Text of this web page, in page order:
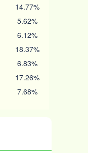
14.77%
5.62%
6.12%
18.37%
6.83%
17.26%
7.68%